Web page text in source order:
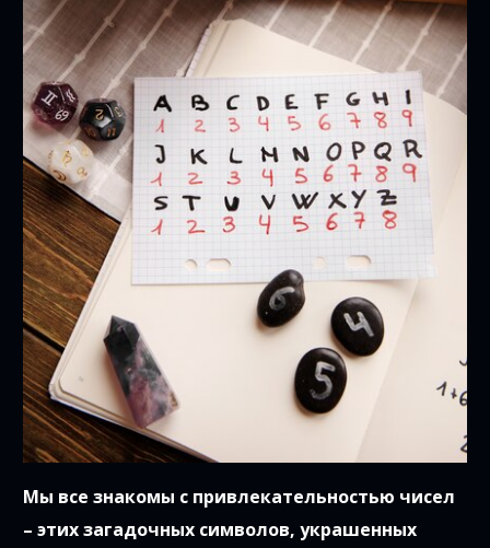
Мы все знакомы с привлекательностью чисел
– этих загадочных символов, украшенных